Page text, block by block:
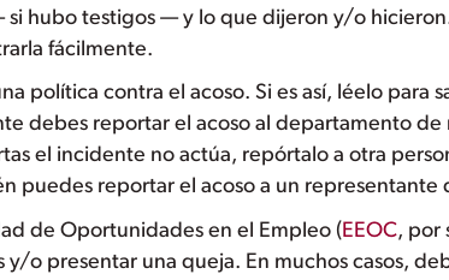
hubo testigos — y lo que dijeron y/o
fácilmente.
política contra el acoso. Si es así, léelo para
debes reportar el acoso al departamento
el incidente no actúa, repórtalo a otra
puedes reportar el acoso a un representante
de Oportunidades en el Empleo (EEOC, por
y/o presentar una queja. En muchos casos,